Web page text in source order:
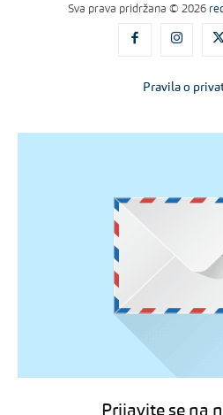
Sva prava pridržana © 2026
Pravila o
Prijavite se na